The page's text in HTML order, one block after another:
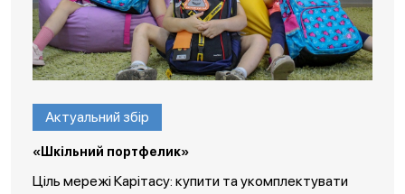
Актуальний збір
«Шкільний портфелик»
Ціль мережі Карітасу: купити та укомплектувати